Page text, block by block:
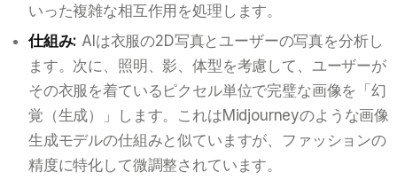
いった複雑な相互作用を処理します。
仕組み: AIは衣服の2D写真とユーザーの写真を分析し
ます。次に、照明、影、体型を考慮して、ユーザーが
その衣服を着ているピクセル単位で完璧な画像を「幻
覚（生成）」します。これはMidjourneyのような画像
生成モデルの仕組みと似ていますが、ファッションの
精度に特化して微調整されています。